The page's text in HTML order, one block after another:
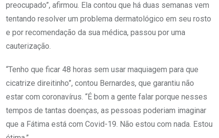
preocupado”, afirmou. Ela contou que há duas semanas vem
tentando resolver um problema dermatológico em seu rosto
e por recomendação da sua médica, passou por uma
cauterização.
“Tenho que ficar 48 horas sem usar maquiagem para que
cicatrize direitinho”, contou Bernardes, que garantiu não
estar com coronavírus. “É bom a gente falar porque nesses
tempos de tantas doenças, as pessoas poderiam imaginar
que a Fátima está com Covid-19. Não estou com nada. Estou